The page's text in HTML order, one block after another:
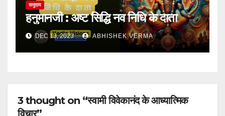
समुदाय
हनुमानजी : अष्ट सिद्धि नव निधि के दाता
DEC 13, 2023 ABHISHEK VERMA
3 thought on “स्वामी विवेकानंद के आध्यात्मिक